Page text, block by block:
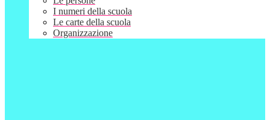
I numeri della scuola
Le carte della scuola
Organizzazione